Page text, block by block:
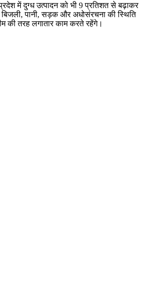
में दुग्ध उत्पादन को भी 9 प्रतिशत से बढ़ाकर
में बिजली, पानी, सड़क और अधोसंरचना की स्थिति
की तरह लगातार काम करते रहेंगे।